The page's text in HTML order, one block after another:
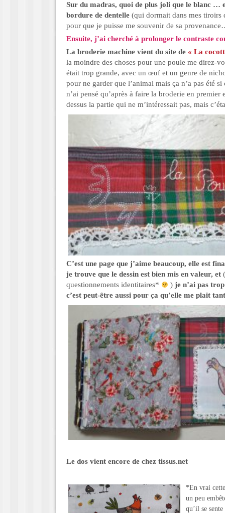
Sur du madras, quoi de plus joli que le blanc …
bordure de dentelle (qui dormait dans mes tiroirs
pour que je puisse me souvenir de sa
Ensuite, j’ai cherché à prolonger le contraste
La broderie machine vient du site de « La
la moindre des choses pour une poule me direz-
était trop grande, avec un œuf et un genre de
pour ne garder que l’animal mais ça n’a pas été
n’ai pensé qu’après à faire la broderie en premier
dessus la partie qui ne m’intéressait pas, mais
C’est une page que j’aime beaucoup, elle est
je trouve que le dessin est bien mis en valeur, et
questionnements identitaires*
)je n’ai pas
c’est peut-être aussi pour ça qu’elle me plait
Le dos vient encore de chez tissus.net
*En vrai
un peu
qu’il se